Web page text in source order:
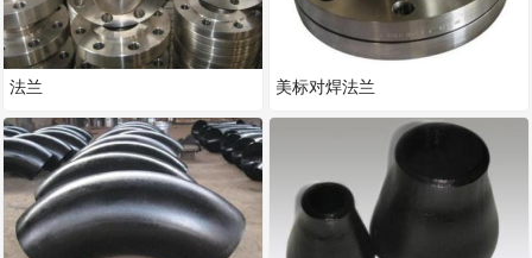
法兰 美标对焊法兰